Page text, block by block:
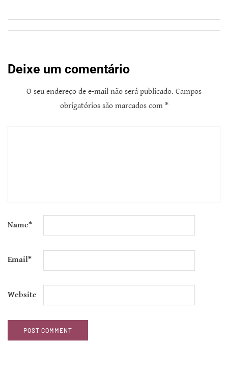
Deixe um comentário
O seu endereço de e-mail não será publicado. Campos
obrigatórios são marcados com *
Name*
Email*
Website